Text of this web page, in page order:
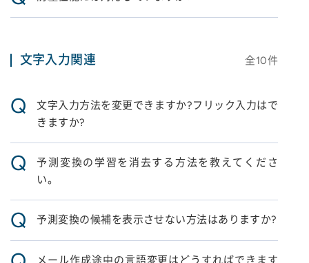
文字入力関連 全10件
Q
文字入力方法を変更できますか?フリック入力はで
きますか?
Q
予測変換の学習を消去する方法を教えてくださ
い。
Q 予測変換の候補を表示させない方法はありますか?
メール作成途中の言語変更はどうすればできます